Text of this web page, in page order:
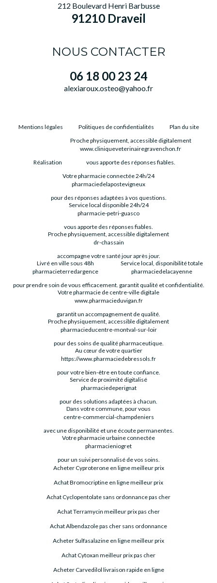
212 Boulevard Henri Barbusse
91210 Draveil
NOUS CONTACTER
06 18 00 23 24
alexiaroux.osteo@yahoo.fr
Mentions légales Politiques de confidentialités Plan du site
Réalisation
Proche physiquement, accessible digitalement
www.cliniqueveterinairegravenchon.fr
vous apporte des réponses fiables.
Votre pharmacie connectée 24h/24
pharmaciedelapostevigneux
pour des réponses adaptées à vos questions.
Service local disponible 24h/24
pharmacie-petri-guasco
vous apporte des réponses fiables.
Proche physiquement, accessible digitalement
dr-chassain
accompagne votre santé jour après jour.
Livré en ville sous 48h
pharmacieterredargence
pour prendre soin de vous efficacement.
Service local, disponibilité totale
pharmaciedelacayenne
garantit qualité et confidentialité.
Votre pharmacie de centre-ville digitale
www.pharmacieduvigan.fr
garantit un accompagnement de qualité.
Proche physiquement, accessible digitalement
pharmacieducentre-montval-sur-loir
pour des soins de qualité pharmaceutique.
Au cœur de votre quartier
https://www.pharmaciedebressols.fr
pour votre bien-être en toute confiance.
Service de proximité digitalisé
pharmaciedeperignat
pour des solutions adaptées à chacun.
Dans votre commune, pour vous
centre-commercial-champdeniers
avec une disponibilité et une écoute permanentes.
Votre pharmacie urbaine connectée
pharmacieniogret
pour un suivi personnalisé de vos soins.
Acheter Cyproterone en ligne meilleur prix
Achat Bromocriptine en ligne meilleur prix
Achat Cyclopentolate sans ordonnance pas cher
Achat Terramycin meilleur prix pas cher
Achat Albendazole pas cher sans ordonnance
Acheter Sulfasalazine en ligne meilleur prix
Achat Cytoxan meilleur prix pas cher
Acheter Carvedilol livraison rapide en ligne